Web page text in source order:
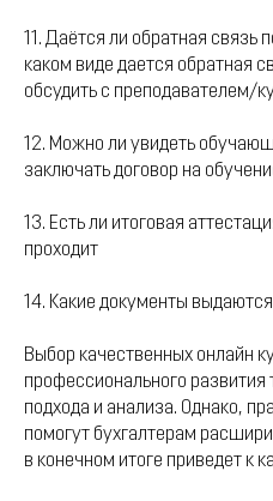
11. Даётся ли обратная
каком виде дается обратная
обсудить с преподавателем/
12. Можно ли увидеть
заключать договор на
13. Есть ли итоговая
проходит
14. Какие документы
Выбор качественных онлайн
профессионального развития
подхода и анализа. Однако,
помогут бухгалтерам
в конечном итоге приведет к